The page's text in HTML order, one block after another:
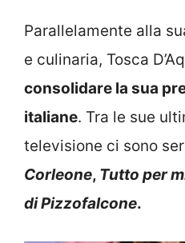
Parallelamente alla
e culinaria, Tosca
consolidare la sua
italiane. Tra le sue
televisione ci sono
Corleone, Tutto per
di Pizzofalcone.